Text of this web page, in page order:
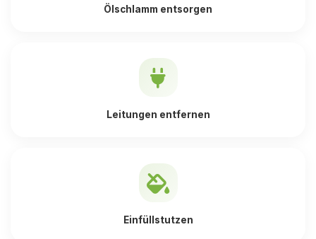
Ölschlamm entsorgen
Leitungen entfernen
Einfüllstutzen